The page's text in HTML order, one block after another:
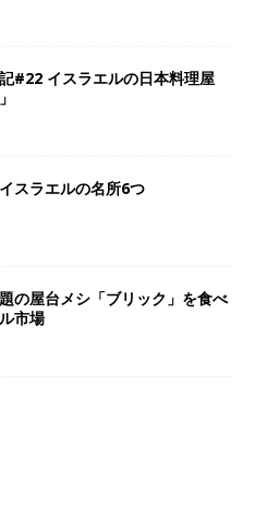
#22 イスラエルの日本料理屋
スラエルの名所6つ
の屋台メシ「ブリック」を食べ
市場